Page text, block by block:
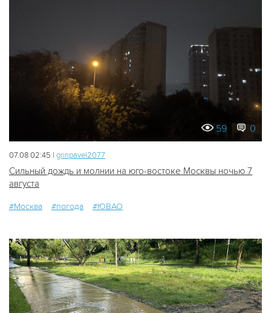
59 0
07.08 02:45 | grinpavel2077
Сильный дождь и молнии на юго-востоке Москвы ночью 7
августа
#Москва #погода #ЮВАО